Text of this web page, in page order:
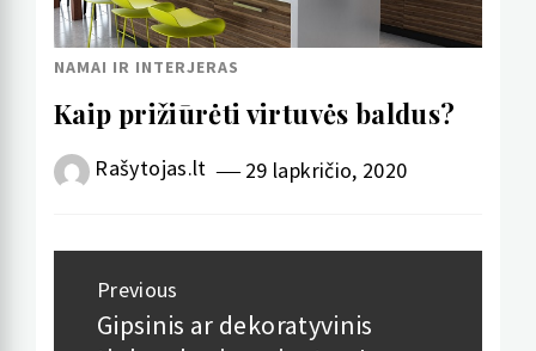
NAMAI IR INTERJERAS
Kaip prižiūrėti virtuvės baldus?
Rašytojas.lt 29 lapkričio, 2020
Navigacija
tarp
Previous
Previous
Gipsinis ar dekoratyvinis